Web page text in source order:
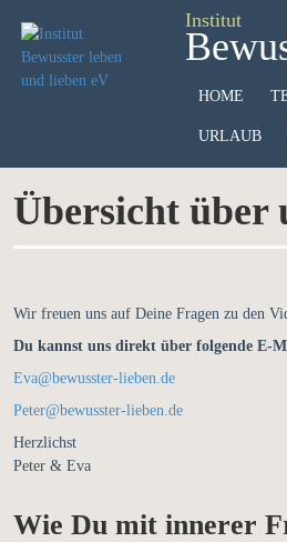
Institut
HOME
URLAUB
Übersicht über
Wir freuen uns auf Deine Fragen zu den
Du kannst uns direkt über folgende E-
Eva@bewusster-lieben.de
Peter@bewusster-lieben.de
Herzlichst
Peter & Eva
Wie Du mit innerer